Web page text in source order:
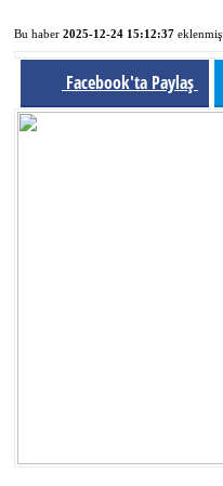
Bu haber 2025-12-24 15:12:37 eklenmiş
Facebook'ta Paylaş